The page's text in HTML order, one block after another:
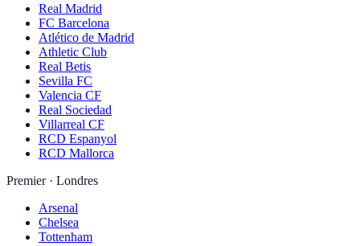
Real Madrid
FC Barcelona
Atlético de Madrid
Athletic Club
Real Betis
Sevilla FC
Valencia CF
Real Sociedad
Villarreal CF
RCD Espanyol
RCD Mallorca
Premier · Londres
Arsenal
Chelsea
Tottenham